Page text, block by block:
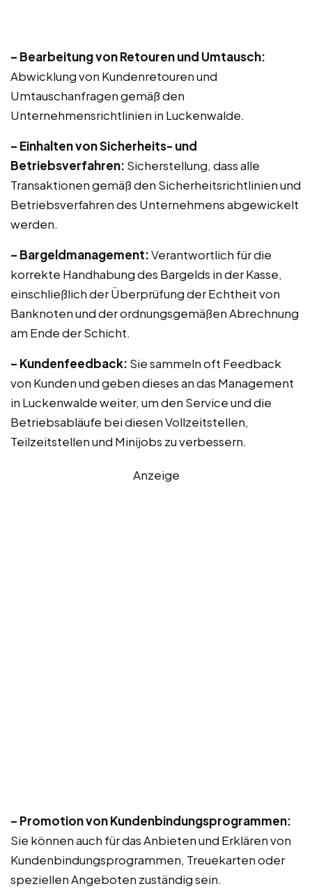
– Bearbeitung von Retouren und Umtausch:
Abwicklung von Kundenretouren und
Umtauschanfragen gemäß den
Unternehmensrichtlinien in Luckenwalde.
– Einhalten von Sicherheits- und
Betriebsverfahren: Sicherstellung, dass alle
Transaktionen gemäß den Sicherheitsrichtlinien und
Betriebsverfahren des Unternehmens abgewickelt
werden.
– Bargeldmanagement:Verantwortlich für die
korrekte Handhabung des Bargelds in der Kasse,
einschließlich der Überprüfung der Echtheit von
Banknoten und der ordnungsgemäßen Abrechnung
am Ende der Schicht.
– Kundenfeedback: Sie sammeln oft Feedback
von Kunden und geben dieses an das Management
in Luckenwalde weiter, um den Service und die
Betriebsabläufe bei diesen Vollzeitstellen,
Teilzeitstellen und Minijobs zu verbessern.
Anzeige
– Promotion von Kundenbindungsprogrammen:
Sie können auch für das Anbieten und Erklären von
Kundenbindungsprogrammen, Treuekarten oder
speziellen Angeboten zuständig sein.